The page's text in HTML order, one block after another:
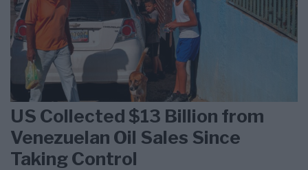
US Collected $13 Billion from
Venezuelan Oil Sales Since
Taking Control